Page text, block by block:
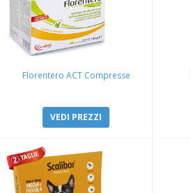
Florentero ACT Compresse
VEDI PREZZI